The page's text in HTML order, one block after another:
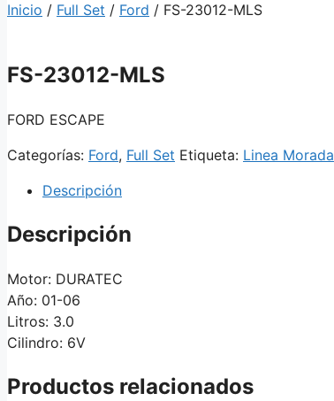
Inicio / Full Set / Ford / FS-23012-MLS
FS-23012-MLS
FORD ESCAPE
Categorías: Ford, Full Set Etiqueta: Linea Morada
Descripción
Descripción
Motor: DURATEC
Año: 01-06
Litros: 3.0
Cilindro: 6V
Productos relacionados